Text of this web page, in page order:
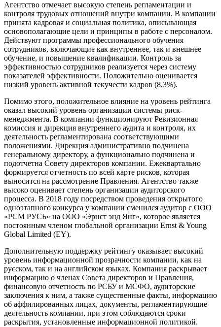
Агентство отмечает высокую степень регламентации и
контроля трудовых отношений внутри компании. В компании
принята кадровая и социальная политика, описывающая
основополагающие цели и принципы в работе с персоналом.
Действуют программы профессионального обучения
сотрудников, включающие как внутреннее, так и внешнее
обучение, и повышение квалификации. Контроль за
эффективностью сотрудников реализуется через систему
показателей эффективности. Положительно оценивается
низкий уровень активной текучести кадров (8,3%).
Помимо этого, положительное влияние на уровень рейтинга
оказал высокий уровень организации системы риск-
менеджмента. В компании функционируют Ревизионная
комиссия и дирекция внутреннего аудита и контроля, их
деятельность регламентирована соответствующими
положениями. Дирекция административно подчинена
генеральному директору, а функционально подчинена и
подотчетна Совету директоров компании. Ежеквартально
формируется отчетность по всей карте рисков, которая
выносится на рассмотрение Правления. Агентство также
высоко оценивает степень организации аудиторского
процесса. В 2018 году посредством проведения открытого
одноэтапного конкурса у компании сменился аудитор с ООО
«РСМ РУСЬ» на ООО «Эрнст энд Янг», которое является
постоянным членом глобальной организации Ernst & Young
Global Limited (EY).
Дополнительную поддержку рейтингу оказывает высокий
уровень информационной прозрачности компании, как на
русском, так и на английском языках. Компания раскрывает
информацию о членах Совета директоров и Правления,
финансовую отчетность по РСБУ и МСФО, аудиторские
заключения к ним, а также существенные факты, информацию
об аффилированных лицах, документы, регламентирующие
деятельность компании, при этом соблюдаются сроки
раскрытия, установленные информационной политикой.